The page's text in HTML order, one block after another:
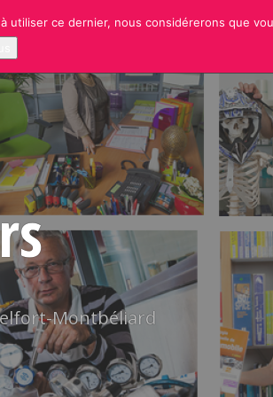
S’INSCRIRE À LA NEWSLETTER
Montbéliard
ce dernier, nous considérerons que